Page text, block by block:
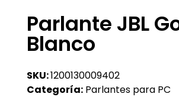
Parlante JBL
Blanco
SKU:1200130009402
Categoría: Parlantes para PC